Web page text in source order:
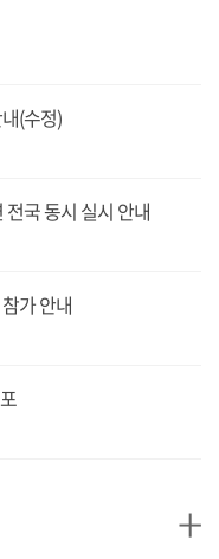
(수정)
국 동시 실시 안내
가 안내
+